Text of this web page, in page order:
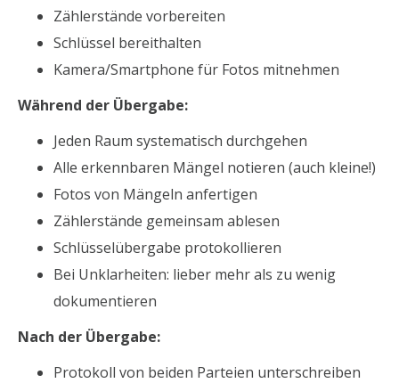
Zählerstände vorbereiten
Schlüssel bereithalten
Kamera/Smartphone für Fotos mitnehmen
Während der Übergabe:
Jeden Raum systematisch durchgehen
Alle erkennbaren Mängel notieren (auch kleine!)
Fotos von Mängeln anfertigen
Zählerstände gemeinsam ablesen
Schlüsselübergabe protokollieren
Bei Unklarheiten: lieber mehr als zu wenig
dokumentieren
Nach der Übergabe:
Protokoll von beiden Parteien unterschreiben